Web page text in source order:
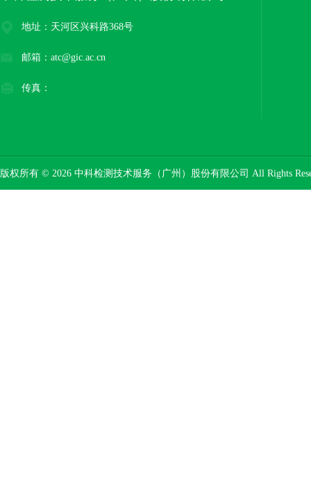
地址：天河区兴科路368号
邮箱：atc@gic.ac.cn
传真：
版权所有 © 2026 中科检测技术服务（广州）股份有限公司 All Rights